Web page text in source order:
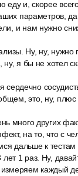
и, скорее
параметров,
и нам нужно
Ну, ну,
я бы не хотел
это, ну,
много других
на то, что с
дальше к тестам
1 раз. Ну,
каждый